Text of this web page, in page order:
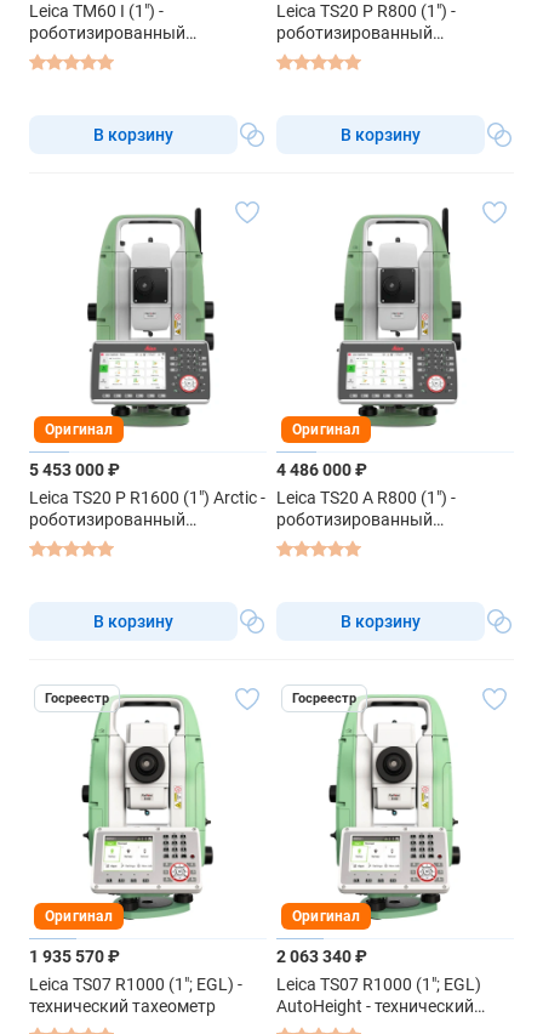
Leica TM60 I (1") -
роботизированный
тахеометр
В корзину
Leica TS20 P R800 (1") -
роботизированный
тахеометр
В корзину
Оригинал
5 453 000 ₽
Leica TS20 P R1600 (1") Arctic -
роботизированный
тахеометр
В корзину
Оригинал
4 486 000 ₽
Leica TS20 A R800 (1") -
роботизированный
тахеометр
В корзину
Госреестр
Оригинал
1 935 570 ₽
Leica TS07 R1000 (1"; EGL) -
технический тахеометр
Госреестр
Оригинал
2 063 340 ₽
Leica TS07 R1000 (1"; EGL)
AutoHeight - технический
тахеометр